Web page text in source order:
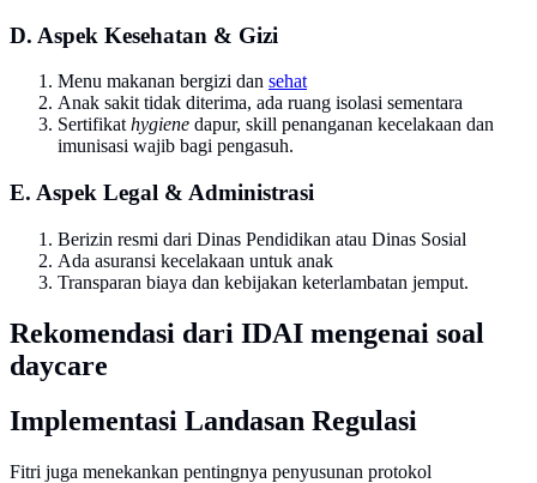
D. Aspek Kesehatan & Gizi
Menu makanan bergizi dan sehat
Anak sakit tidak diterima, ada ruang isolasi sementara
Sertifikat hygiene dapur, skill penanganan kecelakaan dan
imunisasi wajib bagi pengasuh.
E. Aspek Legal & Administrasi
Berizin resmi dari Dinas Pendidikan atau Dinas Sosial
Ada asuransi kecelakaan untuk anak
Transparan biaya dan kebijakan keterlambatan jemput.
Rekomendasi dari IDAI mengenai soal
daycare
Implementasi Landasan Regulasi
Fitri juga menekankan pentingnya penyusunan protokol